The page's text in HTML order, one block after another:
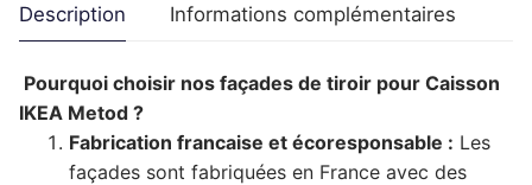
Description Informations complémentaires
Pourquoi choisir nos façades de tiroir pour Caisson
IKEA Metod ?
Fabrication francaise et écoresponsable : Les
façades sont fabriquées en France avec des